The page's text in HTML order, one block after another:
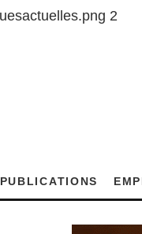
PUBLICATIONS